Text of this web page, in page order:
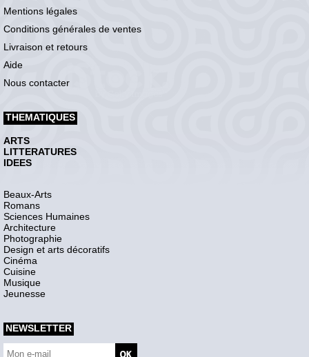
Mentions légales
Conditions générales de ventes
Livraison et retours
Aide
Nous contacter
THEMATIQUES
ARTS
LITTERATURES
IDEES
Beaux-Arts
Romans
Sciences Humaines
Architecture
Photographie
Design et arts décoratifs
Cinéma
Cuisine
Musique
Jeunesse
NEWSLETTER